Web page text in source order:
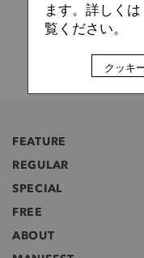
FEATURE
REGULAR
SPECIAL
FREE
ABOUT
ます。詳しく
覧ください。
クッキ